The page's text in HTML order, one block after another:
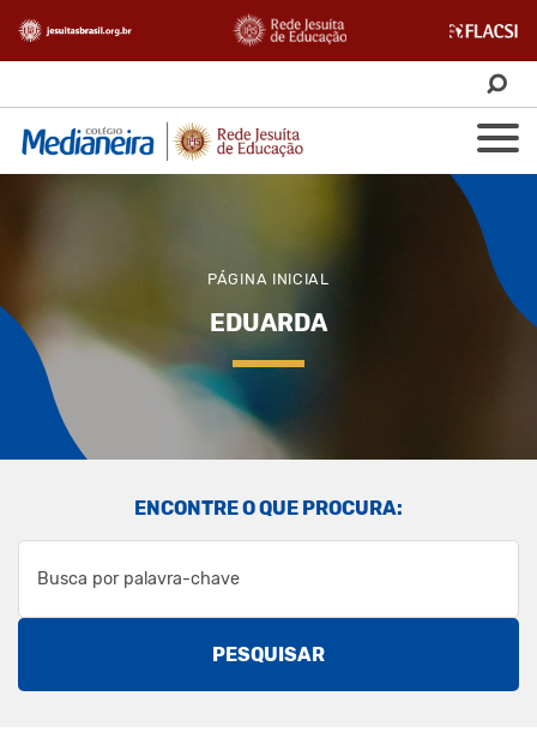
PÁGINA INICIAL
EDUARDA
ENCONTRE O QUE PROCURA:
PESQUISAR